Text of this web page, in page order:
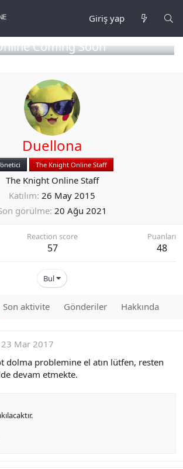
Giriş yap
Coming Soon
Duellona
The Knight Online Staff
The Knight Online Staff
Katılım 26 May 2015
görülme 20 Ağu 2021
Reaction score
57
Puanları
48
Bul
Son aktivite Gönderiler Hakkında
23 Mar 2017
dolma problemine el atın lütfen, resten
devam etmekte.